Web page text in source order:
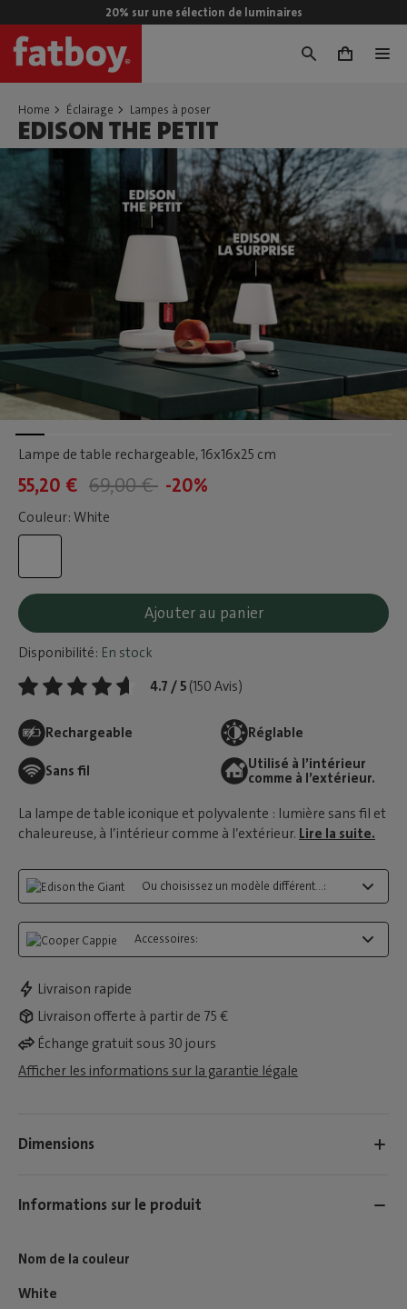
20% sur une sélection de luminaires
0
Home Éclairage Lampes à poser
EDISON THE PETIT
Lampe de table rechargeable, 16x16x25 cm
55,20 € 69,00 € -20%
Couleur: White
Ajouter au panier
Disponibilité: En stock
4.7 / 5 (150 Avis)
Rechargeable Réglable
Sans fil
Utilisé à l’intérieur
comme à l’extérieur.
La lampe de table iconique et polyvalente : lumière sans fil et
chaleureuse, à l’intérieur comme à l’extérieur. Lire la suite.
Ou choisissez un modèle différent...:
Accessoires:
Livraison rapide
Livraison offerte à partir de 75 €
Échange gratuit sous 30 jours
Afficher les informations sur la garantie légale
Dimensions
Informations sur le produit
Nom de la couleur
White